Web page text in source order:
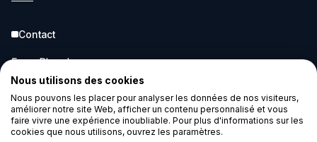
Contact
5 rue Pleyel
93200 Saint-Denis
contact@ecair.eco
Légal
Nous utilisons des cookies
Nous pouvons les placer pour analyser les données de nos visiteurs,
améliorer notre site Web, afficher un contenu personnalisé et vous
faire vivre une expérience inoubliable. Pour plus d'informations sur les
cookies que nous utilisons, ouvrez les paramètres.